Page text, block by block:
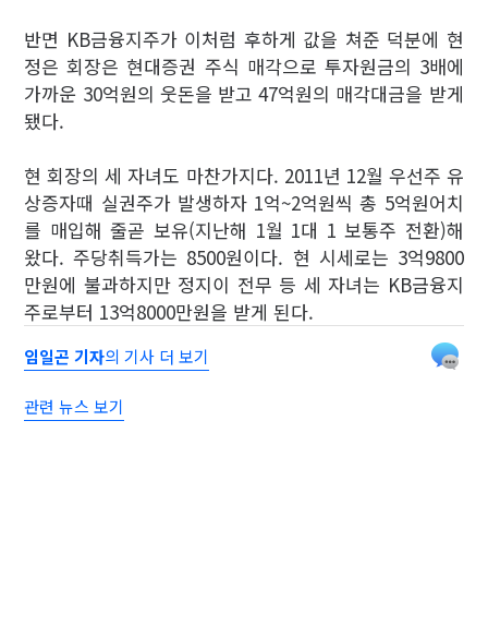
반면 KB금융지주가 이처럼 후하게 값을 쳐준 덕분에 현
정은 회장은 현대증권 주식 매각으로 투자원금의 3배에
가까운 30억원의 웃돈을 받고 47억원의 매각대금을 받게
됐다.
현 회장의 세 자녀도 마찬가지다. 2011년 12월 우선주 유
상증자때 실권주가 발생하자 1억~2억원씩 총 5억원어치
를 매입해 줄곧 보유(지난해 1월 1대 1 보통주 전환)해
왔다. 주당취득가는 8500원이다. 현 시세로는 3억9800
만원에 불과하지만 정지이 전무 등 세 자녀는 KB금융지
주로부터 13억8000만원을 받게 된다.
임일곤 기자의 기사 더 보기
관련 뉴스 보기